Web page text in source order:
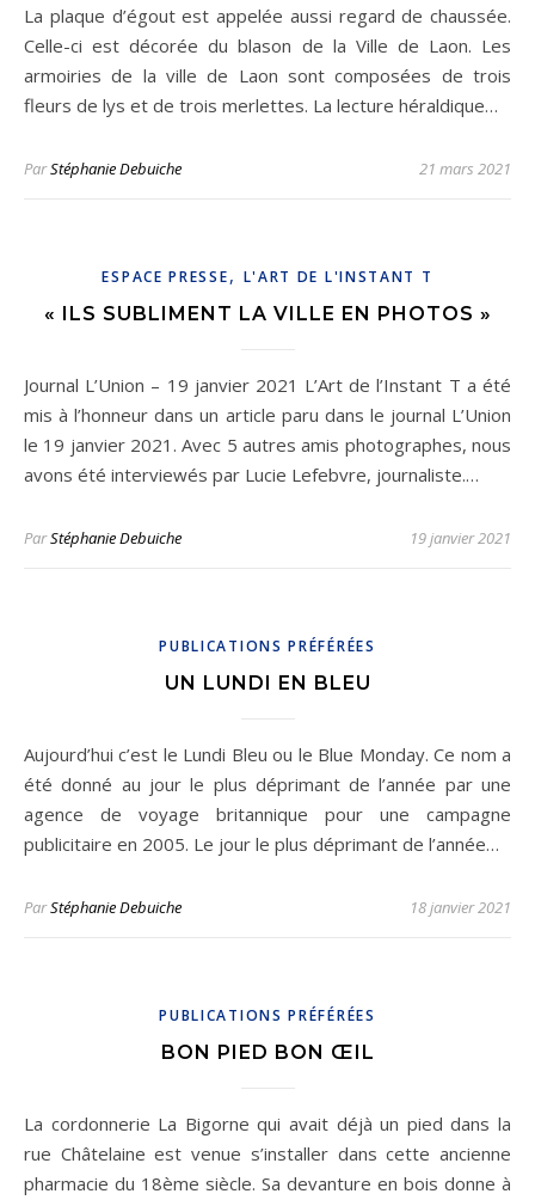
La plaque d’égout est appelée aussi regard de chaussée.
Celle-ci est décorée du blason de la Ville de Laon. Les
armoiries de la ville de Laon sont composées de trois
fleurs de lys et de trois merlettes. La lecture héraldique…
ParStéphanie Debuiche 21 mars 2021
ESPACE PRESSE, L'ART DE L'INSTANT T
« ILS SUBLIMENT LA VILLE EN PHOTOS »
Journal L’Union – 19 janvier 2021 L’Art de l’Instant T a été
mis à l’honneur dans un article paru dans le journal L’Union
le 19 janvier 2021. Avec 5 autres amis photographes, nous
avons été interviewés par Lucie Lefebvre, journaliste.…
ParStéphanie Debuiche 19 janvier 2021
PUBLICATIONS PRÉFÉRÉES
UN LUNDI EN BLEU
Aujourd’hui c’est le Lundi Bleu ou le Blue Monday. Ce nom a
été donné au jour le plus déprimant de l’année par une
agence de voyage britannique pour une campagne
publicitaire en 2005. Le jour le plus déprimant de l’année…
ParStéphanie Debuiche 18 janvier 2021
PUBLICATIONS PRÉFÉRÉES
BON PIED BON ŒIL
La cordonnerie La Bigorne qui avait déjà un pied dans la
rue Châtelaine est venue s’installer dans cette ancienne
pharmacie du 18ème siècle. Sa devanture en bois donne à